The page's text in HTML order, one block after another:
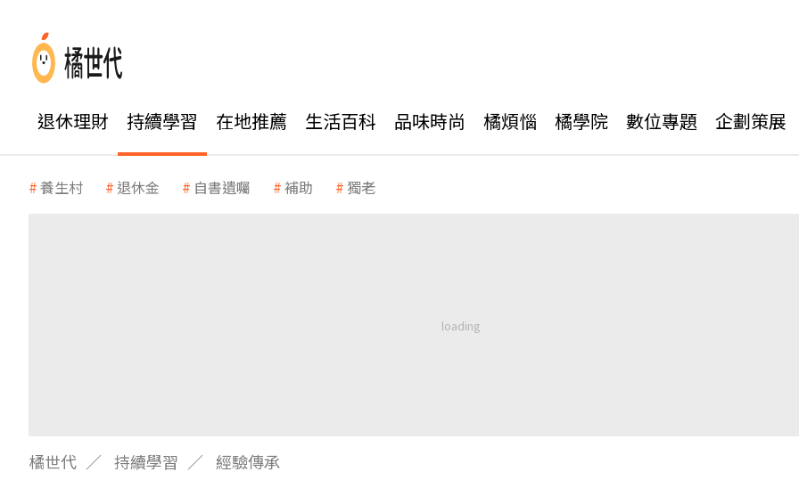
退休理財 持續學習 在地推薦 生活百科 品味時尚 橘煩惱 橘學院 數位專題 企劃策展
養生村 退休金 自書遺囑 補助 獨老
橘世代 持續學習 經驗傳承